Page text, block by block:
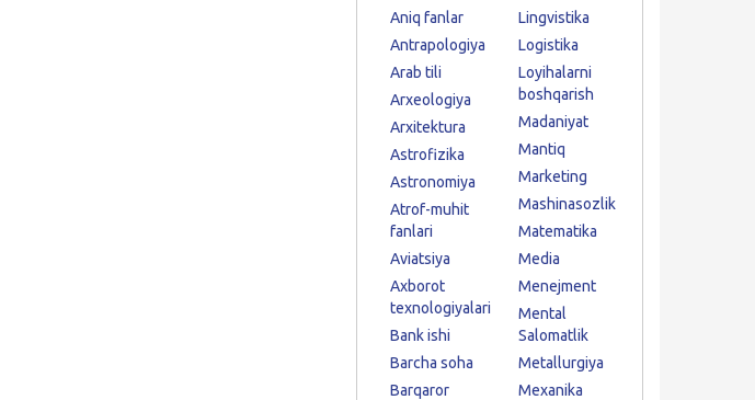
Aniq fanlar
Antrapologiya
Arab tili
Arxeologiya
Arxitektura
Astrofizika
Astronomiya
Atrof-muhit
fanlari
Aviatsiya
Axborot
texnologiyalari
Bank ishi
Barcha soha
Barqaror
Lingvistika
Logistika
Loyihalarni
boshqarish
Madaniyat
Mantiq
Marketing
Mashinasozlik
Matematika
Media
Menejment
Mental
Salomatlik
Metallurgiya
Mexanika